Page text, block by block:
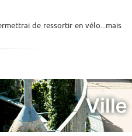
de ressortir en vélo...mais